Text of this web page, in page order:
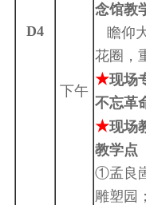
D4
下午
念馆教
瞻仰
花圈，
★现场
不忘革
★现场
教学点
①孟良
雕塑园；